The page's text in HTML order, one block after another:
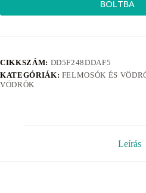
BOLTBA
CIKKSZÁM: DD5F248DDAF5
KATEGÓRIÁK: FELMOSÓK ÉS
VÖDRÖK
Leírás